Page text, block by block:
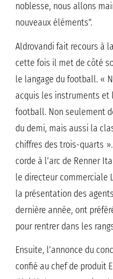
noblesse, nous allons
nouveaux éléments”.
Aldrovandi fait recours à
cette fois il met de côté
le langage du football. «
acquis les instruments
football. Non seulement
du demi, mais aussi la
chiffres des trois-quarts
corde à l’arc de Renner
le directeur commerciale
la présentation des
dernière année, ont
pour rentrer dans les
Ensuite, l’annonce du
confié au chef de produit